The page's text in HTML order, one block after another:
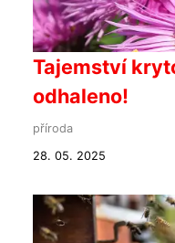
Tajemství
odhaleno!
příroda
28. 05. 2025